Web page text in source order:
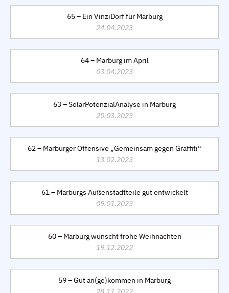
65 – Ein VinziDorf für Marburg
24.04.2023
64 – Marburg im April
03.04.2023
63 – SolarPotenzialAnalyse in Marburg
20.03.2023
62 – Marburger Offensive „Gemeinsam gegen Graffiti“
13.02.2023
61 – Marburgs Außenstadtteile gut entwickelt
09.01.2023
60 – Marburg wünscht frohe Weihnachten
19.12.2022
59 – Gut an(ge)kommen in Marburg